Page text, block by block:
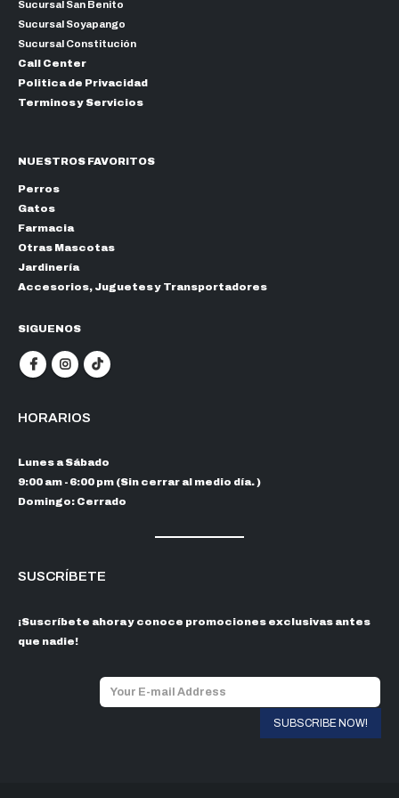
Sucursal San Benito
Sucursal Soyapango
Sucursal Constitución
Call Center
Politica de Privacidad
Terminos y Servicios
NUESTROS FAVORITOS
Perros
Gatos
Farmacia
Otras Mascotas
Jardinería
Accesorios, Juguetes y Transportadores
SIGUENOS
HORARIOS
Lunes a Sábado
9:00 am - 6:00 pm (Sin cerrar al medio día. )
Domingo: Cerrado
SUSCRÍBETE
¡Suscríbete ahora y conoce promociones exclusivas antes
que nadie!